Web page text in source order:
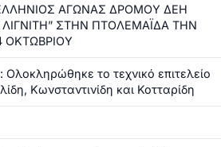
ΑΓΩΝΑΣ ΔΡΟΜΟΥ ΔΕΗ
ΣΤΗΝ ΠΤΟΛΕΜΑΪΔΑ ΤΗΝ
ΟΚΤΩΒΡΙΟΥ
Ολοκληρώθηκε το τεχνικό επιτελείο
Κωνσταντινίδη και Κοτταρίδη